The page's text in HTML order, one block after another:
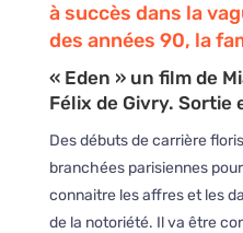
à succès dans la
des années 90, la
« Eden » un film de
Félix de Givry. Sortie
Des débuts de carrière
branchées parisiennes
connaitre les affres et les
de la notoriété. Il va être